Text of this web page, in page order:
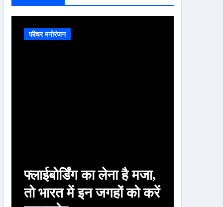
फीचर मनोरंजन
फ्लाईबोर्डिंग का लेना है मजा,
तो भारत में इन जगहों को करें